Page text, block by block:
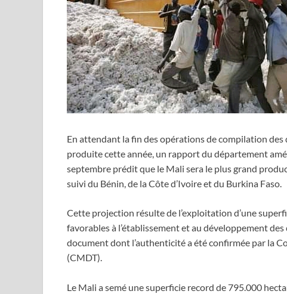
En attendant la fin des opérations de compilation
produite cette année, un rapport du département
septembre prédit que le Mali sera le plus grand
suivi du Bénin, de la Côte d’Ivoire et du Burkina Faso.
Cette projection résulte de l’exploitation d’une
favorables à l’établissement et au développement
document dont l’authenticité a été confirmée par la
(CMDT).
Le Mali a semé une superficie record de 795.000